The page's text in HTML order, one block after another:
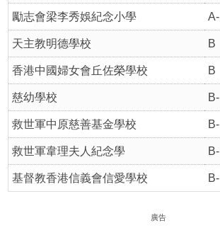
勵志會梁李秀娛紀念小學 A-
天主教明德學校 B
香港中國婦女會丘佐榮學校 B
慈幼學校 B-
救世軍中原慈善基金學校 B-
救世軍韋理夫人紀念學 B-
基督教香港信義會信愛學校 B-
廣告